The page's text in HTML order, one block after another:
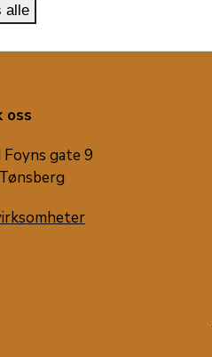
oss
Foyns gate 9
alle